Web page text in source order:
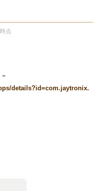
点
－
details?id=com.jaytronix.